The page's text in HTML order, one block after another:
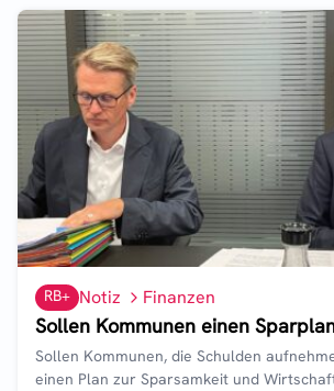
RB+ Notiz Finanzen
Sollen Kommunen einen
Sollen Kommunen, die Schulden
einen Plan zur Sparsamkeit und